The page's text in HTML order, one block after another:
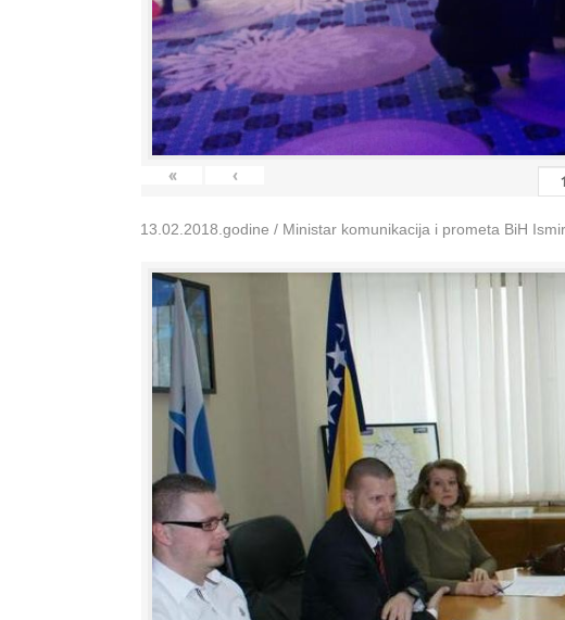
« ‹
13.02.2018.godine / Ministar komunikacija i prometa BiH